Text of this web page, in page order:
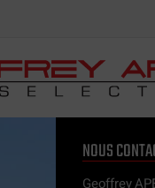
NOUS
Geoffrey